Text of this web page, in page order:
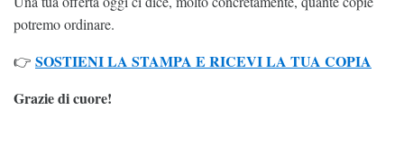
potremo ordinare.
👉 SOSTIENI LA STAMPA E RICEVI LA TUA COPIA
Grazie di cuore!